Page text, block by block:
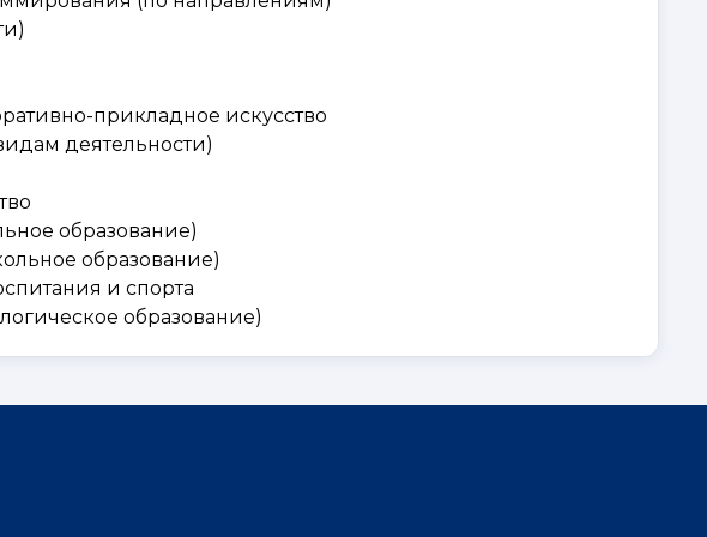
прикладное искусство
деятельности)
образование)
образование)
и спорта
образование)